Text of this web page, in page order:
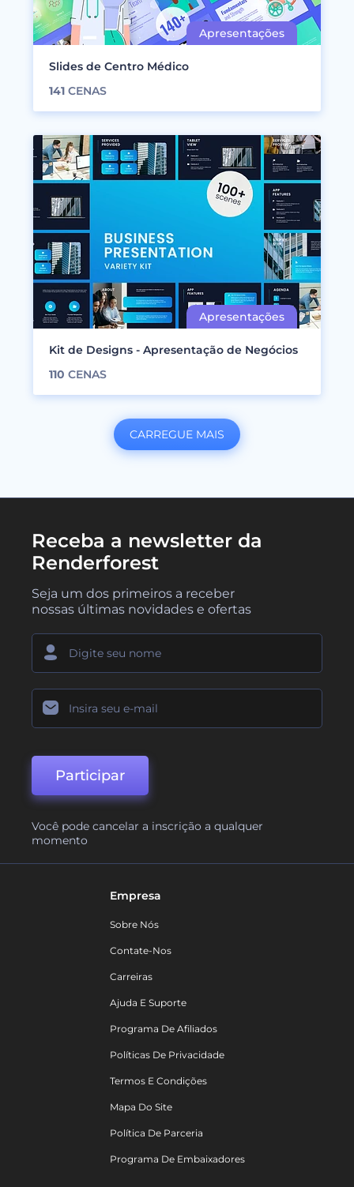
Slides de Centro Médico
141 CENAS
Kit de Designs - Apresentação de Negócios
110 CENAS
CARREGUE MAIS
Receba a newsletter da
Renderforest
Seja um dos primeiros a receber
nossas últimas novidades e ofertas
Participar
Você pode cancelar a inscrição a qualquer
momento
Empresa
Sobre Nós
Contate-Nos
Carreiras
Ajuda E Suporte
Programa De Afiliados
Políticas De Privacidade
Termos E Condições
Mapa Do Site
Política De Parceria
Programa De Embaixadores